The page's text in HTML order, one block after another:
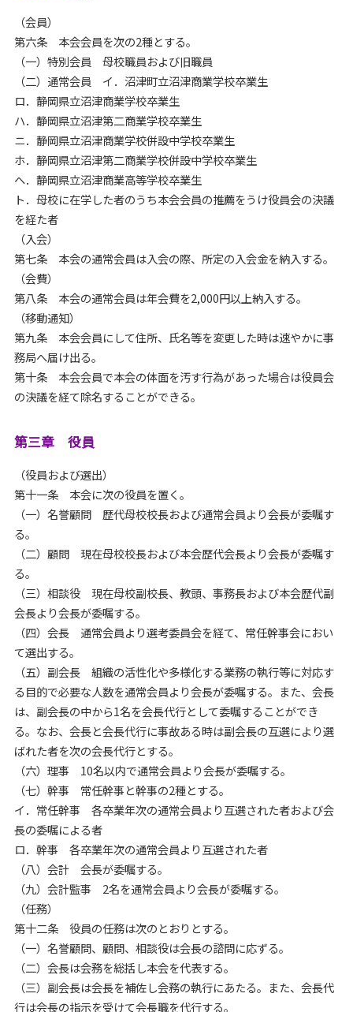
（会員）
第六条 本会会員を次の2種とする。
（一）特別会員 母校職員および旧職員
（二）通常会員 イ．沼津町立沼津商業学校卒業生
ロ．静岡県立沼津商業学校卒業生
ハ．静岡県立沼津第二商業学校卒業生
ニ．静岡県立沼津商業学校併設中学校卒業生
ホ．静岡県立沼津第二商業学校併設中学校卒業生
ヘ．静岡県立沼津商業高等学校卒業生
ト．母校に在学した者のうち本会会員の推薦をうけ役員会の決議
を経た者
（入会）
第七条 本会の通常会員は入会の際、所定の入会金を納入する。
（会費）
第八条 本会の通常会員は年会費を2,000円以上納入する。
（移動通知）
第九条 本会会員にして住所、氏名等を変更した時は速やかに事
務局へ届け出る。
第十条 本会会員で本会の体面を汚す行為があった場合は役員会
の決議を経て除名することができる。
第三章 役員
（役員および選出）
第十一条 本会に次の役員を置く。
（一）名誉顧問 歴代母校校長および通常会員より会長が委嘱す
る。
（二）顧問 現在母校校長および本会歴代会長より会長が委嘱す
る。
（三）相談役 現在母校副校長、教頭、事務長および本会歴代副
会長より会長が委嘱する。
（四）会長 通常会員より選考委員会を経て、常任幹事会におい
て選出する。
（五）副会長 組織の活性化や多様化する業務の執行等に対応す
る目的で必要な人数を通常会員より会長が委嘱する。また、会長
は、副会長の中から1名を会長代行として委嘱することができ
る。なお、会長と会長代行に事故ある時は副会長の互選により選
ばれた者を次の会長代行とする。
（六）理事 10名以内で通常会員より会長が委嘱する。
（七）幹事 常任幹事と幹事の2種とする。
イ．常任幹事 各卒業年次の通常会員より互選された者および会
長の委嘱による者
ロ．幹事 各卒業年次の通常会員より互選された者
（八）会計 会長が委嘱する。
（九）会計監事 2名を通常会員より会長が委嘱する。
（任務）
第十二条 役員の任務は次のとおりとする。
（一）名誉顧問、顧問、相談役は会長の諮問に応ずる。
（二）会長は会務を総括し本会を代表する。
（三）副会長は会長を補佐し会務の執行にあたる。また、会長代
行は会長の指示を受けて会長職を代行する。